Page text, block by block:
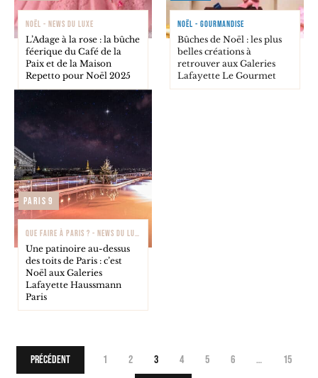
NOËL - NEWS DU LUXE
L’Adage à la rose : la bûche
féerique du Café de la
Paix et de la Maison
Repetto pour Noël 2025
NOËL - GOURMANDISE
Bûches de Noël : les plus
belles créations à
retrouver aux Galeries
Lafayette Le Gourmet
Paris 9
QUE FAIRE À PARIS ? - NEWS DU LUXE
Une patinoire au-dessus
des toits de Paris : c’est
Noël aux Galeries
Lafayette Haussmann
Paris
Précédent 1 2 3 4 5 6 … 15